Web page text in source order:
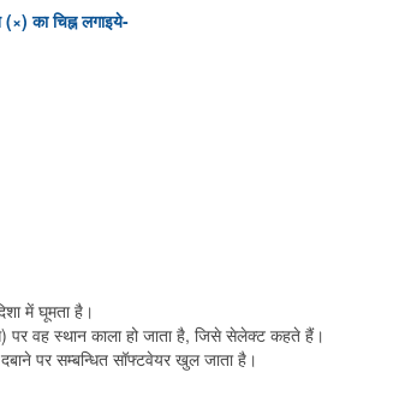
का चिह्न लगाइये-
में घूमता है।
वह स्थान काला हो जाता है, जिसे सेलेक्ट कहते हैं।
पर सम्बन्धित सॉफ्टवेयर खुल जाता है।